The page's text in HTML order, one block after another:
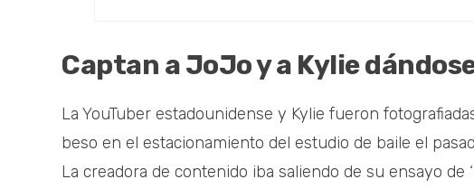
Captan a JoJo y a Kylie
La YouTuber estadounidense y Kylie fueron
beso en el estacionamiento del estudio de baile el
La creadora de contenido iba saliendo de su ensayo de